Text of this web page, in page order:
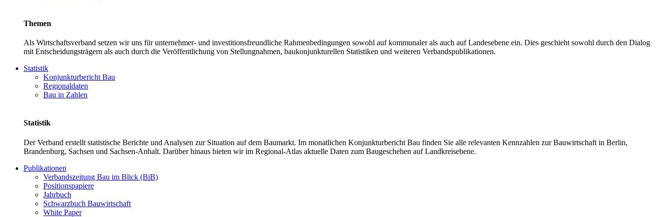
Themen
Als Wirtschaftsverband setzen wir uns für unternehmer- und investitionsfreundliche Rahmenbedingungen sowohl auf kommunaler als auch auf Landesebene ein. Dies geschieht sowohl durch den Dialog
mit Entscheidungsträgern als auch durch die Veröffentlichung von Stellungnahmen, baukonjunkturellen Statistiken und weiteren Verbandspublikationen.
Statistik
Konjunkturbericht Bau
Regionaldaten
Bau in Zahlen
Statistik
Der Verband erstellt statistische Berichte und Analysen zur Situation auf dem Baumarkt. Im monatlichen Konjunkturbericht Bau finden Sie alle relevanten Kennzahlen zur Bauwirtschaft in Berlin,
Brandenburg, Sachsen und Sachsen-Anhalt. Darüber hinaus bieten wir im Regional-Atlas aktuelle Daten zum Baugeschehen auf Landkreisebene.
Publikationen
Verbandszeitung Bau im Blick (BiB)
Positionspapiere
Jahrbuch
Schwarzbuch Bauwirtschaft
White Paper